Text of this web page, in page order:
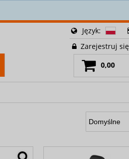
🎁
Język:
Zarejestruj się
0,00